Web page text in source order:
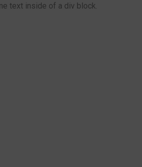
text inside of a div block.